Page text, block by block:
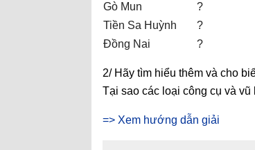
Gò Mun
?
Tiền Sa Huỳnh
?
Đồng Nai
?
2/ Hãy tìm hiểu thêm và cho
Tại sao các loại công cụ và
=> Xem hướng dẫn giải